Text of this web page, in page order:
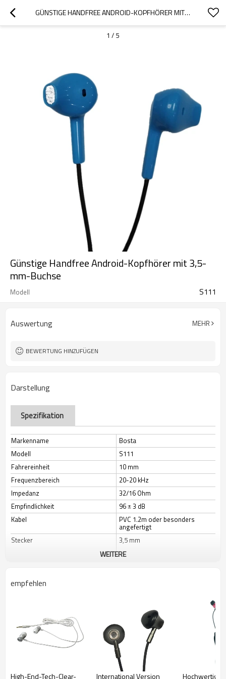
GÜNSTIGE HANDFREE ANDROID-KOPFHÖRER MIT 3,5-MM-BUCHSE
1 / 5
Günstige Handfree Android-Kopfhörer mit 3,5-
mm-Buchse
Modell S111
Auswertung MEHR
BEWERTUNG HINZUFÜGEN
Darstellung
Spezifikation
Markenname
Bosta
Modell
S111
Fahrereinheit
10 mm
Frequenzbereich
20-20 kHz
Impedanz
32/16 Ohm
Empfindlichkeit
96 ± 3 dB
Kabel
PVC 1.2m oder besonders
angefertigt
Stecker
3,5 mm
WEITERE
empfehlen
High-End-Tech-Clear- International Version Hochwertige